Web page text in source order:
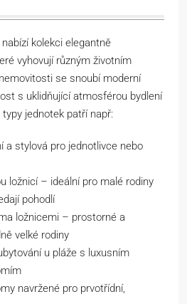
kolekci elegantně
vyhovují různým životním
se snoubí moderní
s uklidňující atmosférou bydlení
jednotek patří např:
a stylová pro jednotlivce nebo
ložnicí – ideální pro malé rodiny
pohodlí
ložnicemi – prostorné a
velké rodiny
u pláže s luxusním
navržené pro prvotřídní,